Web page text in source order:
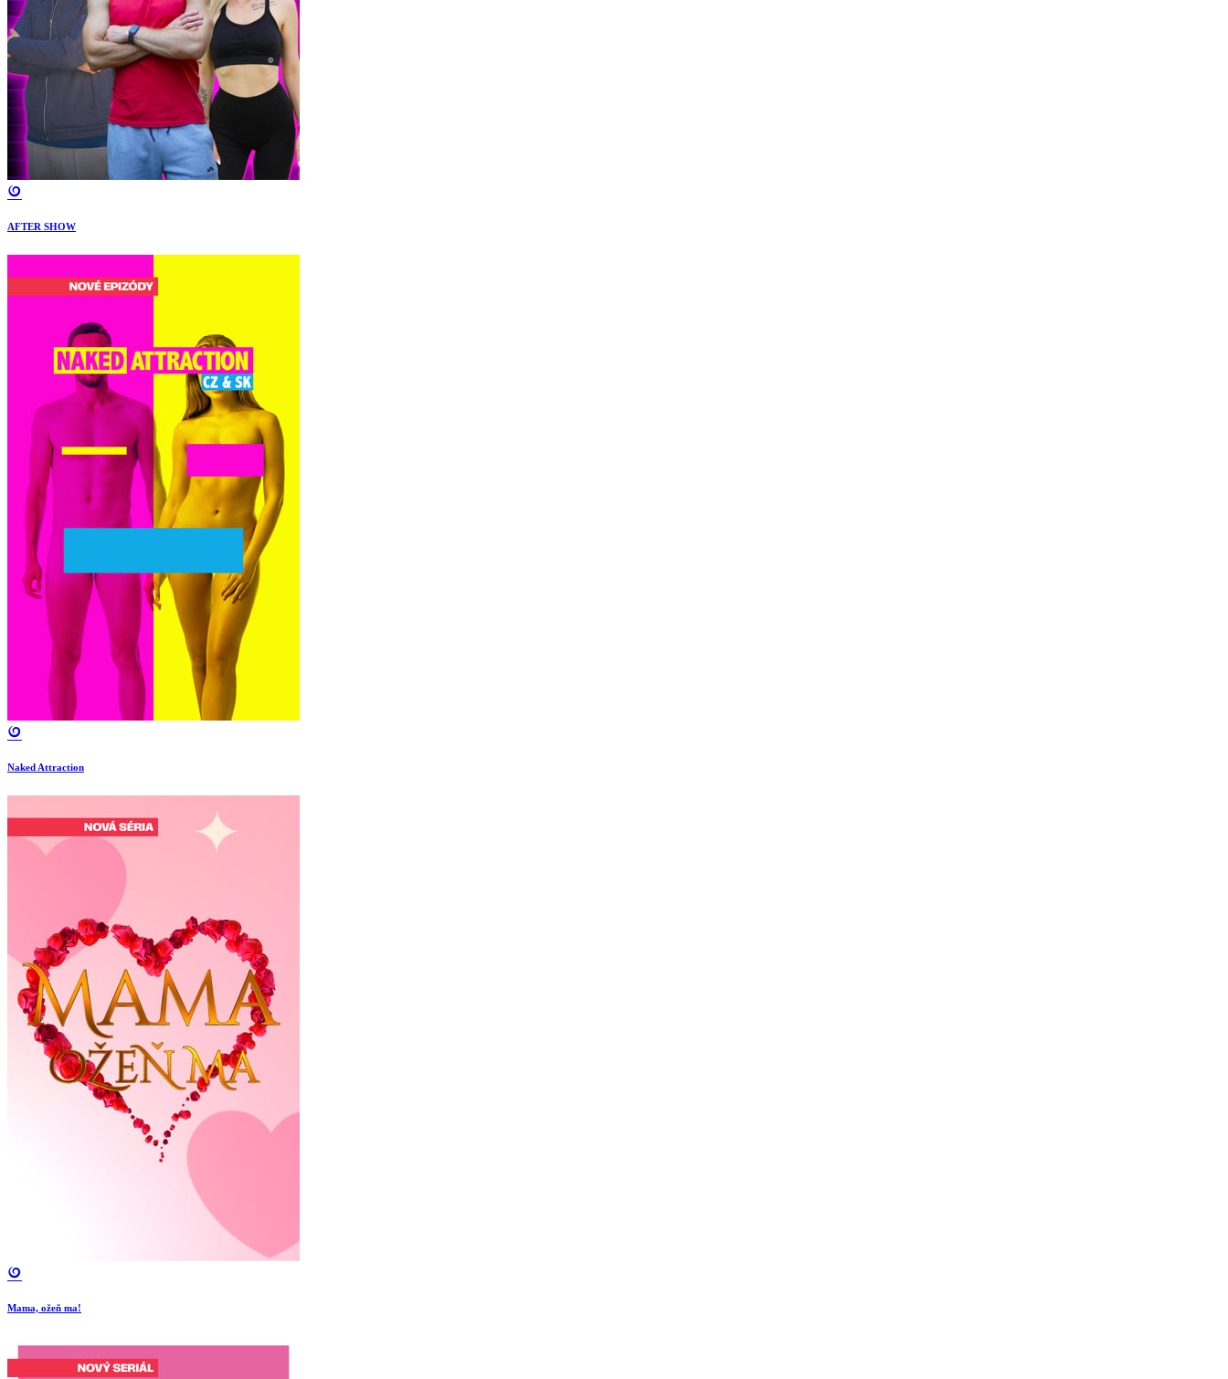
AFTER SHOW
Naked Attraction
Mama, ožeň ma!